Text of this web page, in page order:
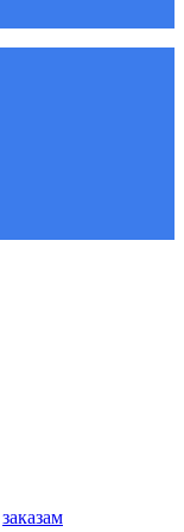
заказам